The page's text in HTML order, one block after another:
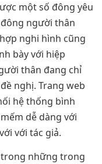
một số đông yêu
người thân
nghi hình cũng
bày với hiệp
thân đang chỉ
nghị. Trang web
hệ thống bình
dễ dàng với
với tác giả.
những trong